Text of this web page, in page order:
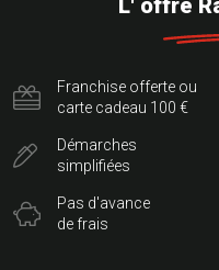
L' offre
Franchise offerte ou
carte cadeau 100 €
Démarches
simplifiées
Pas d'avance
de frais